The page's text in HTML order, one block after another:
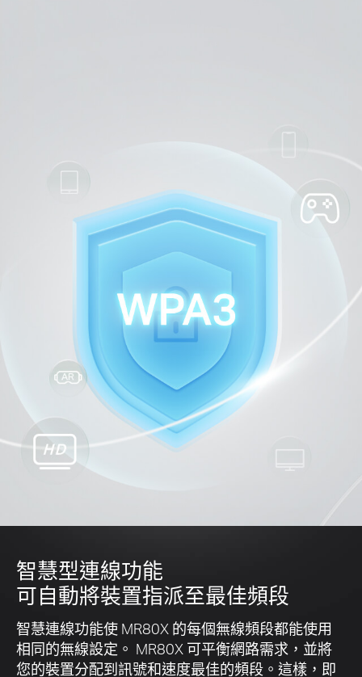
智慧型連線功能
可自動將裝置指派至最佳頻段
智慧連線功能使 MR80X 的每個無線頻段都能使用
相同的無線設定。 MR80X 可平衡網路需求，並將
您的裝置分配到訊號和速度最佳的頻段。這樣，即